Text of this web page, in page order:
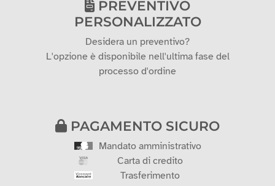
PREVENTIVO
PERSONALIZZATO
Desidera un preventivo?
L'opzione è disponibile nell'ultima fase del
processo d'ordine
PAGAMENTO SICURO
Mandato amministrativo
Carta di credito
Trasferimento